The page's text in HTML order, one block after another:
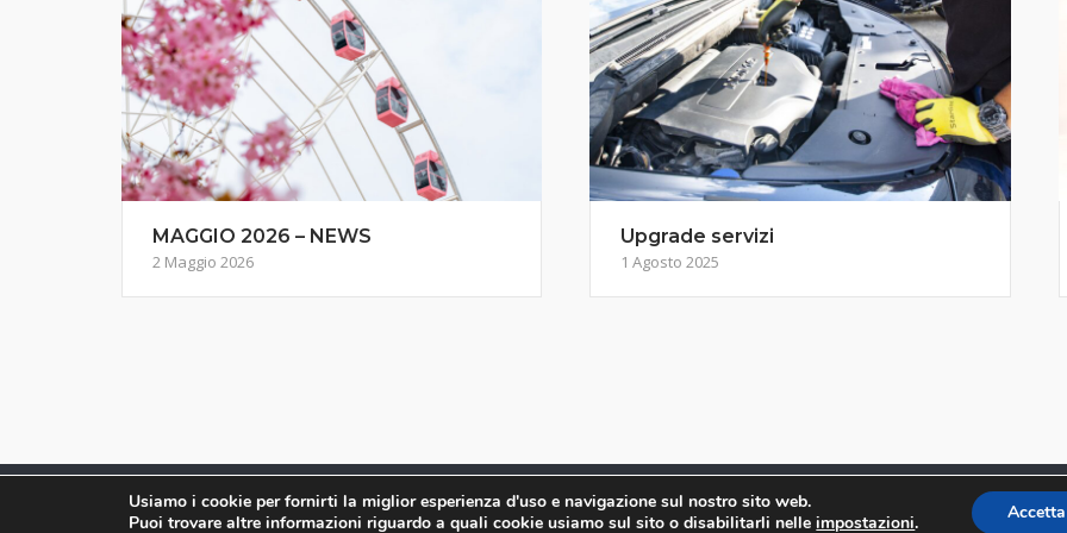
MAGGIO 2026 – NEWS
2 Maggio 2026
Upgrade servizi
1 Agosto 2025
2019- 2026 © Immenso NET - Privacy Policy SiteOrigin
Usiamo i cookie per fornirti la miglior esperienza d'uso e navigazione sul nostro sito web.
Puoi trovare altre informazioni riguardo a quali cookie usiamo sul sito o disabilitarli nelleimpostazioni. Accetta